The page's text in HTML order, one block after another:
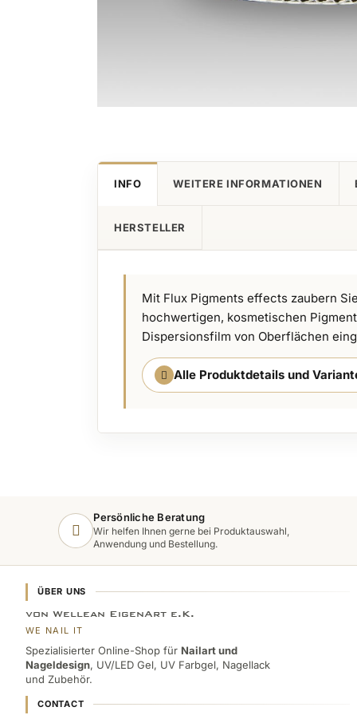
der
Bildgalerie
INFO
Mit Flux Pigments effects zaubern
hochwertigen, kosmetischen
Dispersionsfilm von Oberflächen
Alle Produktdetails und
WEITERE INFORMATIONEN
HERSTELLER
Persönliche Beratung
Wir helfen Ihnen gerne bei Produktauswahl,
Anwendung und Bestellung.
ÜBER UNS
von Wellean EigenArt e.K.
WE NAIL IT
Spezialisierter Online-Shop für Nailart und
Nageldesign, UV/LED Gel, UV Farbgel, Nagellack
und Zubehör.
CONTACT